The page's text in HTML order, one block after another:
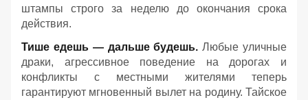
штампы строго за неделю до окончания срока
действия.
Тише едешь — дальше будешь. Любые уличные
драки, агрессивное поведение на дорогах и
конфликты с местными жителями теперь
гарантируют мгновенный вылет на родину. Тайское